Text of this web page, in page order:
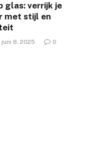
glas: verrijk je
met stijl en
juni 8, 2025 0